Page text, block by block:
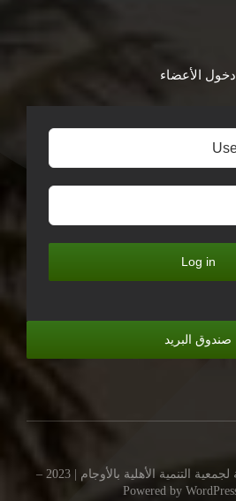
دخول الأعضاء
Log in
صندوق البريد
© جميع الحقوق محفوظة لجمعية التنمية الأهلية بالأوجام | 2023 –